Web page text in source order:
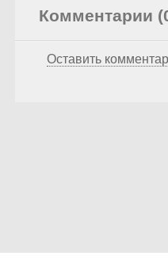
Комментарии
Оставить